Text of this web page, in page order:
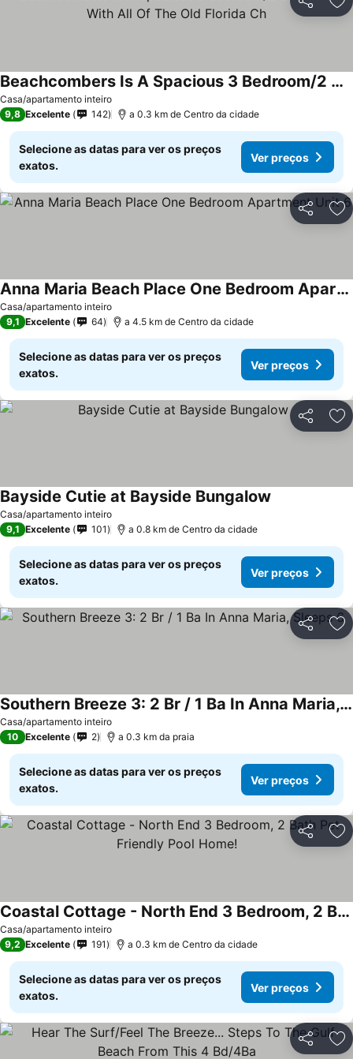
Partilhar
Casa/apartamento inteiro
Beachcombers Is A Spacious 3 Bedroom/2 Bath Home With All Of The Old Florida Ch
Ver preços
9,8 Excelente 142 a 0.3 km de Centro da cidade
Selecione as datas para ver os preços
exatos.
Ver preços
Partilhar
Casa/apartamento inteiro
Anna Maria Beach Place One Bedroom Apartment Unit 6
Ver preços
9,1 Excelente 64 a 4.5 km de Centro da cidade
Selecione as datas para ver os preços
exatos.
Ver preços
Partilhar
Casa/apartamento inteiro
Bayside Cutie at Bayside Bungalow
9,1 Excelente 101 a 0.8 km de Centro da cidade
Selecione as datas para ver os preços
exatos.
Ver preços
Partilhar
Casa/apartamento inteiro
Southern Breeze 3: 2 Br / 1 Ba In Anna Maria, Sleeps 6
Ver preços
10 Excelente 2 a 0.3 km da praia
Selecione as datas para ver os preços
exatos.
Ver preços
Partilhar
Casa/apartamento inteiro
Coastal Cottage - North End 3 Bedroom, 2 Bath Pet Friendly Pool Home!
Ver preços
9,2 Excelente 191 a 0.3 km de Centro da cidade
Selecione as datas para ver os preços
exatos.
Ver preços
Partilhar